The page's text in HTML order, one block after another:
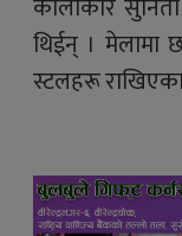
कालाकार सुनिता
थिईन् । मेलामा
स्टलहरू